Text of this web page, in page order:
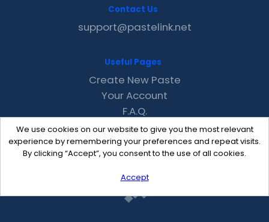
We use cookies on our website to give you the most relevant
experience by remembering your preferences and repeat visits.
By clicking “Accept”, you consent to the use of all cookies.
Accept
Contact Us
support@pastelink.net
Useful Pages
Create New Paste
Your Account
F.A.Q.
Recent
Contact